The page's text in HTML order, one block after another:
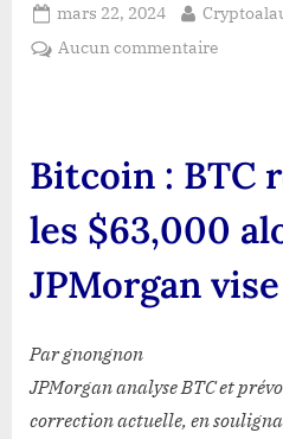
Posted
on
mars 22, 2024 By
Aucun commentaire
sous
$63,000
que
bas
Bitcoin : BTC
les $63,000
JPMorgan
Par gnongnon
JPMorgan analyse BTC et
correction actuelle, en